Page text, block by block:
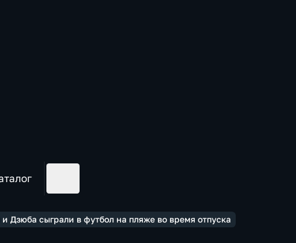
Дзюба сыграли в футбол на пляже во время отпуска